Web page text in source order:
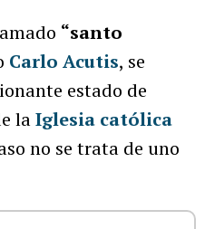
“santo
Carlo Acutis, se
estado de
laIglesia católica
no se trata de uno